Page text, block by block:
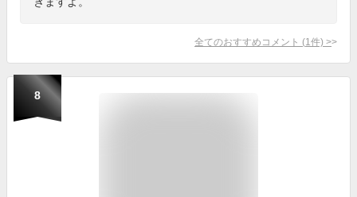
全てのおすすめコメント (1 件) >
8